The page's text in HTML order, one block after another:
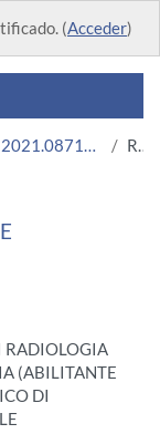
(Acceder)
2021.08717.2011.2.U11659.N0_7443 Resumen
RADIOLOGIA
(ABILITANTE
DI